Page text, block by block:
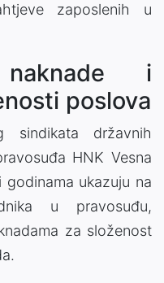
zaposlenih u
i
poslova
sindikata državnih
HNK Vesna
ukazuju na
u pravosuđu,
za složenost